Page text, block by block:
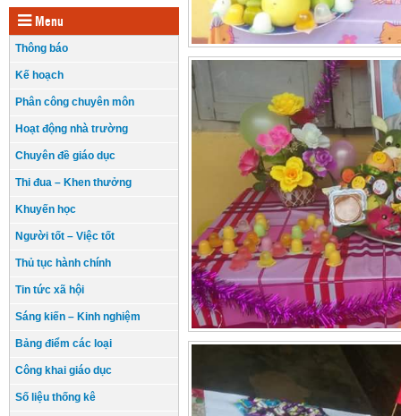
Menu
Thông báo
Kế hoạch
Phân công chuyên môn
Hoạt động nhà trường
Chuyên đề giáo dục
Thi đua – Khen thưởng
Khuyến học
Người tốt – Việc tốt
Thủ tục hành chính
Tin tức xã hội
Sáng kiến – Kinh nghiệm
Bảng điểm các loại
Công khai giáo dục
Số liệu thống kê